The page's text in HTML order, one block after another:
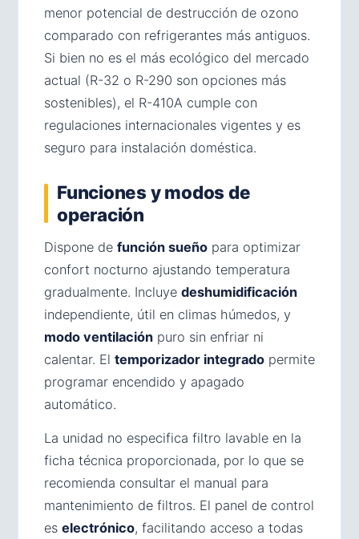
menor potencial de destrucción de ozono
comparado con refrigerantes más antiguos.
Si bien no es el más ecológico del mercado
actual (R-32 o R-290 son opciones más
sostenibles), el R-410A cumple con
regulaciones internacionales vigentes y es
seguro para instalación doméstica.
Funciones y modos de
operación
Dispone de función sueño para optimizar
confort nocturno ajustando temperatura
gradualmente. Incluye deshumidificación
independiente, útil en climas húmedos, y
modo ventilación puro sin enfriar ni
calentar. El temporizador integrado permite
programar encendido y apagado
automático.
La unidad no especifica filtro lavable en la
ficha técnica proporcionada, por lo que se
recomienda consultar el manual para
mantenimiento de filtros. El panel de control
es electrónico, facilitando acceso a todas